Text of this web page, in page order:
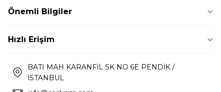
Önemli Bilgiler
Hızlı Erişim
BATI MAH KARANFİL SK NO 6E PENDİK /
İSTANBUL